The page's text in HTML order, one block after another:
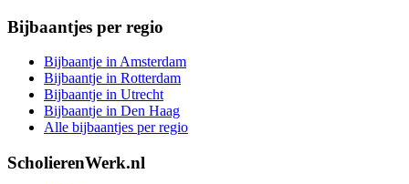
Bijbaantjes per regio
Bijbaantje in Amsterdam
Bijbaantje in Rotterdam
Bijbaantje in Utrecht
Bijbaantje in Den Haag
Alle bijbaantjes per regio
ScholierenWerk.nl